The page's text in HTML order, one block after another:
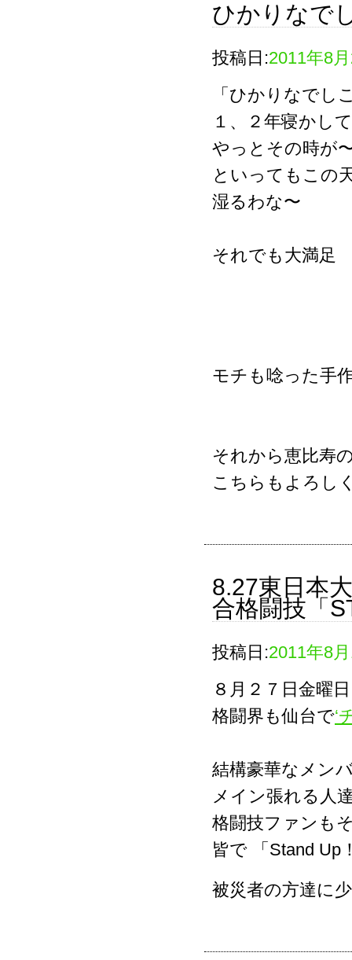
ひかりなで
投稿日:2011年8
「ひかりなでし
１、２年寝かし
やっとその時が
といってもこの
湿るわな〜
それでも大満足
モチも唸った手
それから恵比寿
こちらもよろし
8.27東日本
合格闘技「
投稿日:2011年8
８月２７日金曜
格闘界も仙台で‘
結構豪華なメン
メイン張れる人
格闘技ファンも
皆で 「Stand Up
被災者の方達に